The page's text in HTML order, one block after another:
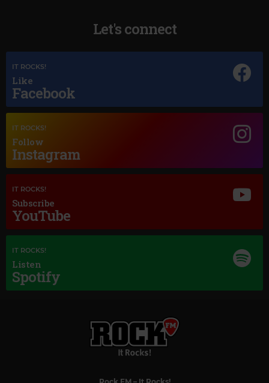
Magic Jazz
ELLA FITZGERALD
Let's connect
IT ROCKS!
Like
Facebook
IT ROCKS!
Follow
Instagram
IT ROCKS!
Subscribe
YouTube
IT ROCKS!
Listen
Spotify